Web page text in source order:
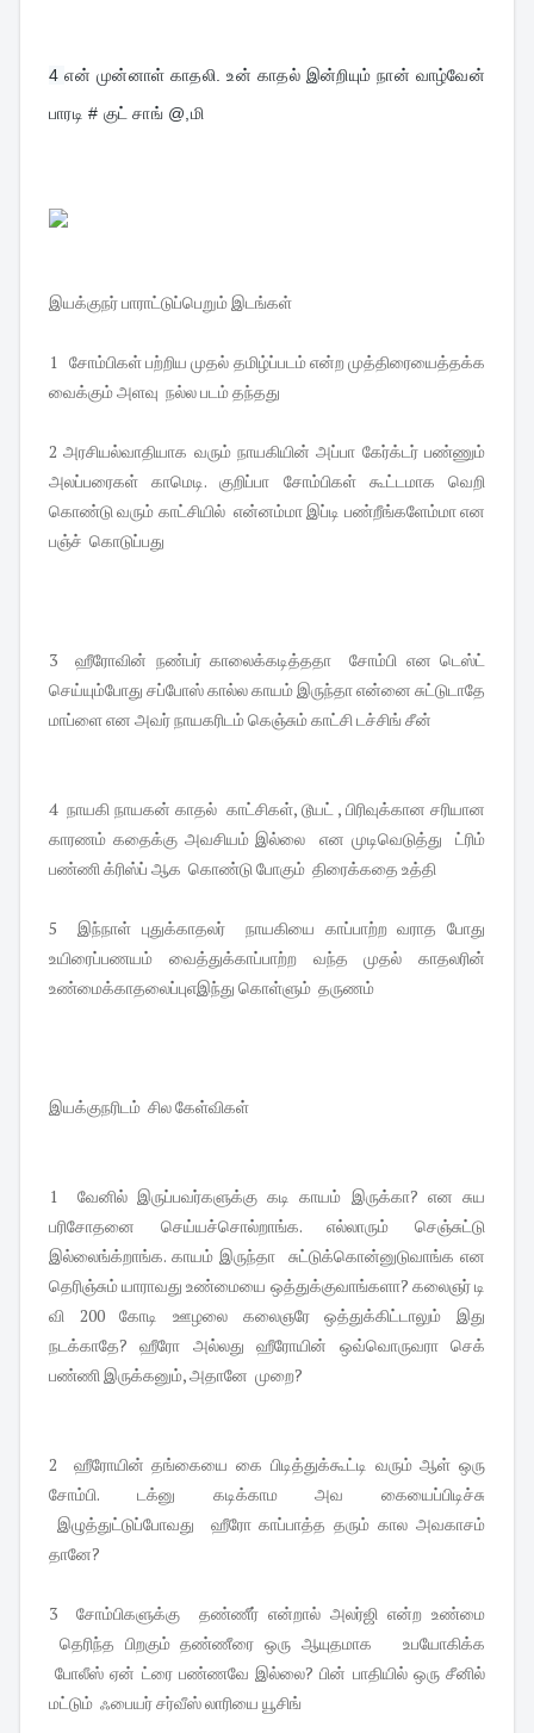
4 என் முன்னாள் காதலி. உன் காதல் இன்றியும் நான் வாழ்வேன்
பாரடி # குட் சாங் @,மி
இயக்குநர் பாராட்டுப்பெறும் இடங்கள்
1 சோம்பிகள் பற்றிய முதல் தமிழ்ப்படம் என்ற முத்திரையைத்தக்க
வைக்கும் அளவு நல்ல படம் தந்தது
2 அரசியல்வாதியாக வரும் நாயகியின் அப்பா கேர்க்டர் பண்ணும்
அலப்பரைகள் காமெடி. குறிப்பா சோம்பிகள் கூட்டமாக வெறி
கொண்டு வரும் காட்சியில் என்னம்மா இப்டி பண்றீங்களேம்மா என
பஞ்ச் கொடுப்பது
3 ஹீரோவின் நண்பர் காலைக்கடித்ததா சோம்பி என டெஸ்ட்
செய்யும்போது சப்போஸ் கால்ல காயம் இருந்தா என்னை சுட்டுடாதே
மாப்ளை என அவர் நாயகரிடம் கெஞ்சும் காட்சி டச்சிங் சீன்
4 நாயகி நாயகன் காதல் காட்சிகள், டூயட் , பிரிவுக்கான சரியான
காரணம் கதைக்கு அவசியம் இல்லை என முடிவெடுத்து ட்ரிம்
பண்ணி க்ரிஸ்ப் ஆக கொண்டு போகும் திரைக்கதை உத்தி
5 இந்நாள் புதுக்காதலர் நாயகியை காப்பாற்ற வராத போது
உயிரைப்பணயம் வைத்துக்காப்பாற்ற வந்த முதல் காதலரின்
உண்மைக்காதலைப்புஎஇந்து கொள்ளும் தருணம்
இயக்குநரிடம் சில கேள்விகள்
1 வேனில் இருப்பவர்களுக்கு கடி காயம் இருக்கா? என சுய
பரிசோதனை செய்யச்சொல்றாங்க. எல்லாரும் செஞ்சுட்டு
இல்லைங்க்றாங்க. காயம் இருந்தா சுட்டுக்கொன்னுடுவாங்க என
தெரிஞ்சும் யாராவது உண்மையை ஒத்துக்குவாங்களா? கலைஞர் டி
வி 200 கோடி ஊழலை கலைஞரே ஒத்துக்கிட்டாலும் இது
நடக்காதே? ஹீரோ அல்லது ஹீரோயின் ஒவ்வொருவரா செக்
பண்ணி இருக்கனும், அதானே முறை?
2 ஹீரோயின் தங்கையை கை பிடித்துக்கூட்டி வரும் ஆள் ஒரு
சோம்பி. டக்னு கடிக்காம அவ கையைப்பிடிச்சு
இழுத்துட்டுப்போவது ஹீரோ காப்பாத்த தரும் கால அவகாசம்
தானே?
3 சோம்பிகளுக்கு தண்ணீர் என்றால் அலர்ஜி என்ற உண்மை
தெரிந்த பிறகும் தண்ணீரை ஒரு ஆயுதமாக உபயோகிக்க
போலீஸ் ஏன் ட்ரை பண்ணவே இல்லை? பின் பாதியில் ஒரு சீனில்
மட்டும் ஃபையர் சர்வீஸ் லாரியை யூசிங்